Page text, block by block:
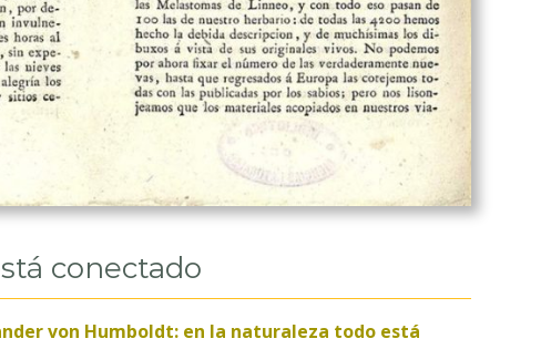
conectado
von Humboldt: en la naturaleza todo está